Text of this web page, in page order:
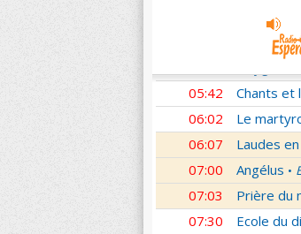
Si tu
05:42 Chants et
06:02 Le
06:07 Laudes
07:00 Angélus •
07:03 Prière du
07:30 Ecole du